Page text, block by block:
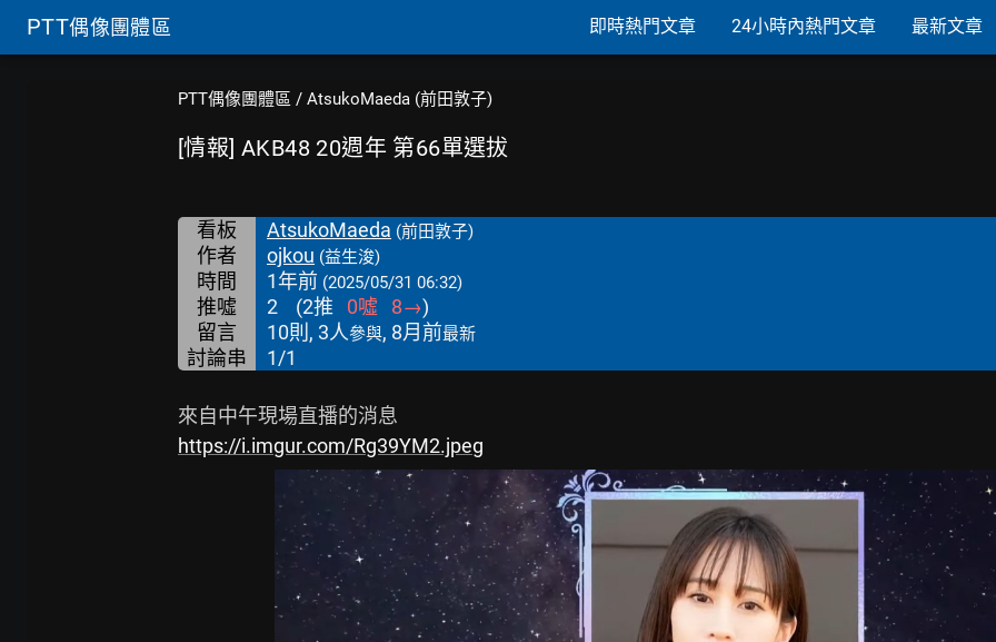
PTT偶像團體區 即時熱門文章 24小時內熱門文章 最新文章
PTT偶像團體區 / AtsukoMaeda (前田敦子)
[情報] AKB48 20週年 第66單選拔
看板 AtsukoMaeda (前田敦子)
作者 ojkou (益生浚)
時間 1年前 (2025/05/31 06:32)
推噓 2 (2推 0噓 8→)
留言
10則, 3人參與, 8月前最新
討論串 1/1
https://i.imgur.com/Rg39YM2.jpeg